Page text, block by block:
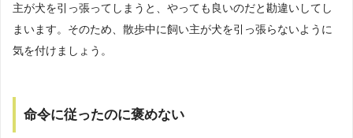
主が犬を引っ張ってしまうと、やっても良いのだと勘違いしてし
まいます。そのため、散歩中に飼い主が犬を引っ張らないように
気を付けましょう。
命令に従ったのに褒めない